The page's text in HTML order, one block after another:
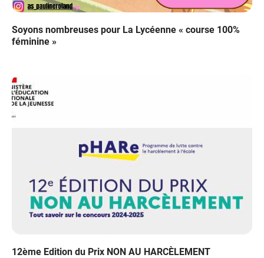
Soyons nombreuses pour La Lycéenne « course 100%
féminine »
12ème Edition du Prix NON AU HARCÈLEMENT